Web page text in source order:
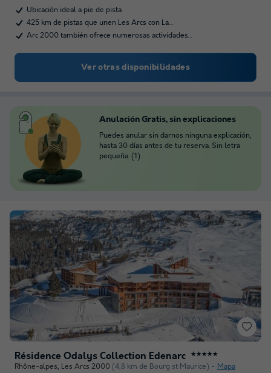
Ubicación ideal a pie de pista
425 km de pistas que unen Les Arcs con La…
Arc 2000 también ofrece numerosas actividades…
Ver otras disponibilidades
Résidence Odalys Collection Edenarc ★★★★★
Rhône-alpes, Les Arcs 2000 (4,8 km de Bourg st Maurice) Mapa
Anulación Gratis, sin explicaciones
Puedes anular sin darnos ninguna explicación,
hasta 30 días antes de tu reserva. Sin letra
pequeña. (1)